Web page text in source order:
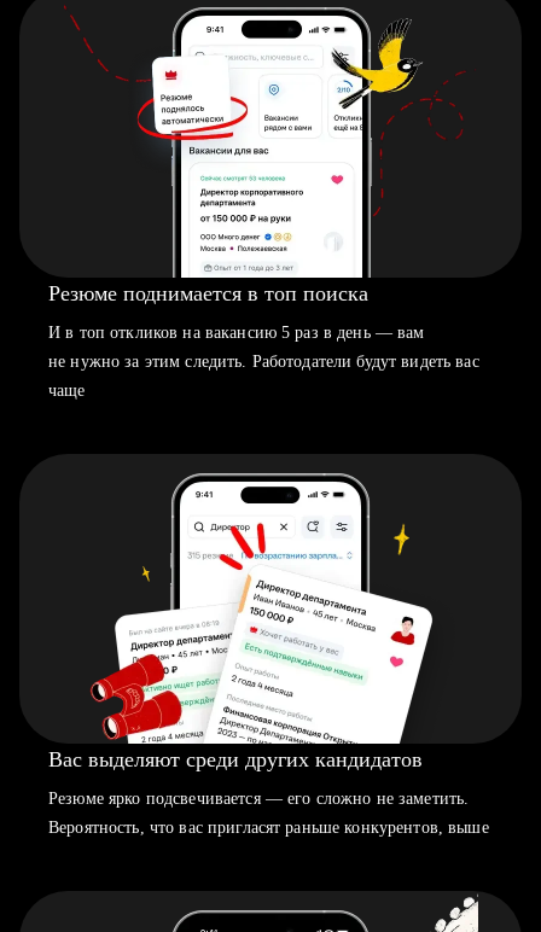
Резюме поднимается в топ поиска
И в топ откликов на вакансию 5 раз в день — вам
не нужно за этим следить. Работодатели будут видеть вас
чаще
Вас выделяют среди других кандидатов
Резюме ярко подсвечивается — его сложно не заметить.
Вероятность, что вас пригласят раньше конкурентов, выше